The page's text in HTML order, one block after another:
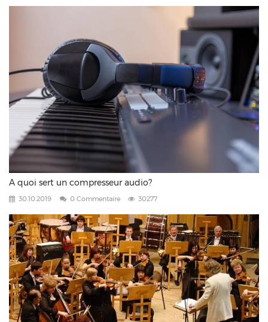
A quoi sert un compresseur audio?
30.10.2019 0 Commentaire 30277